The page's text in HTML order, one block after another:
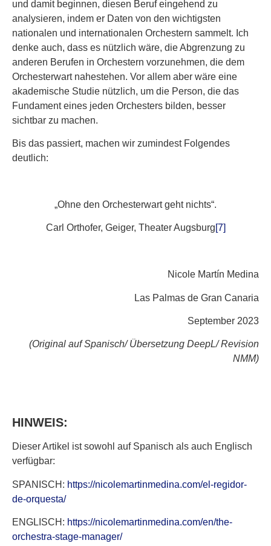
und damit beginnen, diesen Beruf eingehend zu
analysieren, indem er Daten von den wichtigsten
nationalen und internationalen Orchestern sammelt. Ich
denke auch, dass es nützlich wäre, die Abgrenzung zu
anderen Berufen in Orchestern vorzunehmen, die dem
Orchesterwart nahestehen. Vor allem aber wäre eine
akademische Studie nützlich, um die Person, die das
Fundament eines jeden Orchesters bilden, besser
sichtbar zu machen.
Bis das passiert, machen wir zumindest Folgendes
deutlich:
„Ohne den Orchesterwart geht nichts“.
Carl Orthofer, Geiger, Theater Augsburg[7]
Nicole Martín Medina
Las Palmas de Gran Canaria
September 2023
(Original auf Spanisch/ Übersetzung DeepL/ Revision
NMM)
HINWEIS:
Dieser Artikel ist sowohl auf Spanisch als auch Englisch
verfügbar:
SPANISCH: https://nicolemartinmedina.com/el-regidor-
de-orquesta/
ENGLISCH: https://nicolemartinmedina.com/en/the-
orchestra-stage-manager/